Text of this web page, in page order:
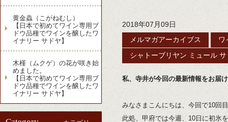
2018年07月09日
メルマガアーカイブス ワ
シャトーブリヤン ミュール
私、寺井が今回の最新情報をお届
みなさまこんにちは、今回で10回
此処、甲府では今週、10日に初氷
黄金蟲（こがねむし）
【日本で初めてワイン専用ブ
ドウ品種でワインを醸したワ
イナリー サドヤ】
木槿（ムクゲ）の花が咲き始
めました。
【日本で初めてワイン専用ブ
ドウ品種でワインを醸したワ
イナリー サドヤ】